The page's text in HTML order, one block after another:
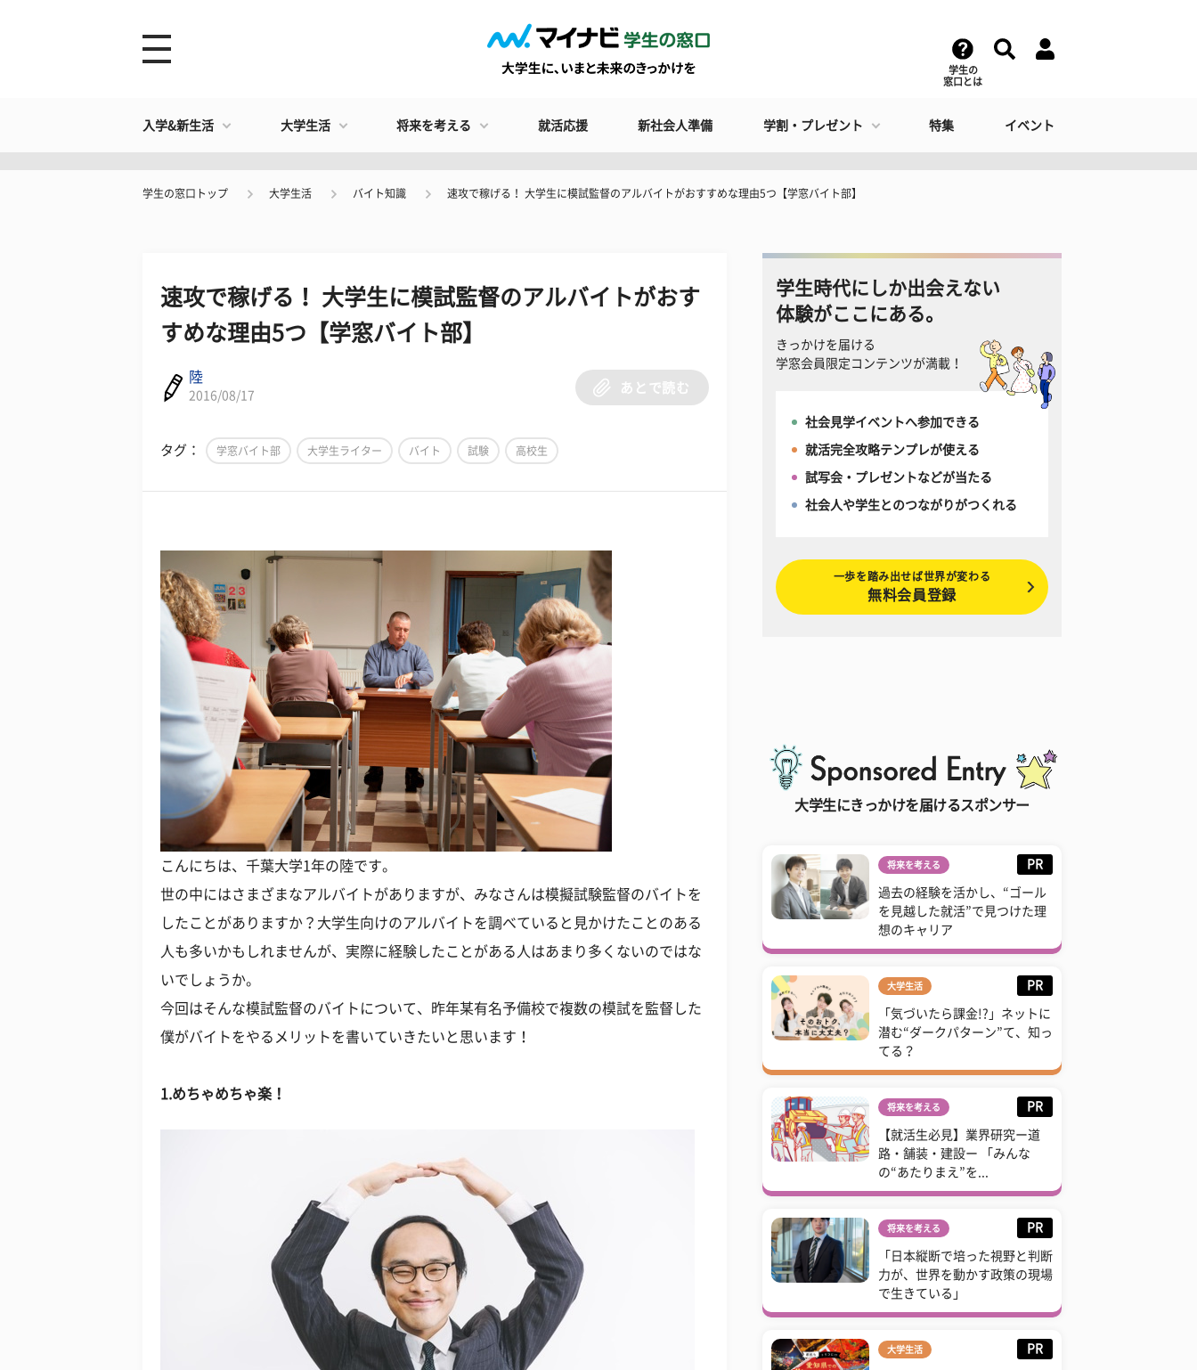
学生の
窓口とは
入学&新生活 大学生活 将来を考える 就活応援 新社会人準備 学割・プレゼント 特集 イベント
学生の窓口トップ 大学生活 バイト知識 速攻で稼げる！ 大学生に模試監督のアルバイトがおすすめな理由5つ【学窓バイト部】
速攻で稼げる！ 大学生に模試監督のアルバイトがおす
すめな理由5つ【学窓バイト部】
陸
2016/08/17
あとで読む
タグ： 学窓バイト部 大学生ライター バイト 試験 高校生
こんにちは、千葉大学1年の陸です。
世の中にはさまざまなアルバイトがありますが、みなさんは模擬試験監督のバイトを
したことがありますか？大学生向けのアルバイトを調べていると見かけたことのある
人も多いかもしれませんが、実際に経験したことがある人はあまり多くないのではな
いでしょうか。
今回はそんな模試監督のバイトについて、昨年某有名予備校で複数の模試を監督した
僕がバイトをやるメリットを書いていきたいと思います！
1.めちゃめちゃ楽！
学生時代にしか出会えない
体験がここにある。
きっかけを届ける
学窓会員限定コンテンツが満載！
社会見学イベントへ参加できる
就活完全攻略テンプレが使える
試写会・プレゼントなどが当たる
社会人や学生とのつながりがつくれる
一歩を踏み出せば世界が変わる
無料会員登録
大学生にきっかけを届けるスポンサー
将来を考える PR
過去の経験を活かし、“ゴール
を見越した就活”で見つけた理
想のキャリア
大学生活 PR
「気づいたら課金!?」ネットに
潜む“ダークパターン”て、知っ
てる？
将来を考える PR
【就活生必見】業界研究ー道
路・舗装・建設ー 「みんな
の“あたりまえ”を...
将来を考える PR
「日本縦断で培った視野と判断
力が、世界を動かす政策の現場
で生きている」
大学生活 PR